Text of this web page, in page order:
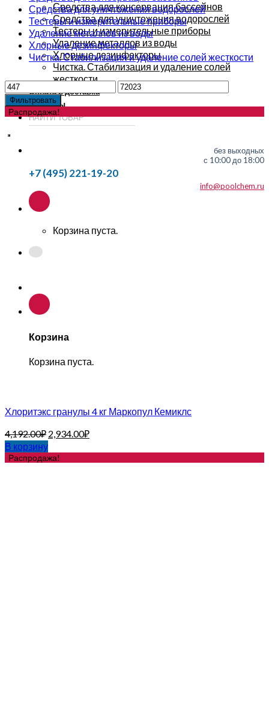
Средства для консервация бассейнов
Средства для уничтожения водорослей
Тестеры и измерительные приборы
Удаление металлов из воды
Хлорные дезинфекторы
Чистка. Стабилизация и удаление солей
жесткости
Оплата и доставка
Контакты
без выходных
с 10:00 до 18:00
+7 (495) 221-19-20
info@poolchem.ru
Корзина пуста.
Корзина
Корзина пуста.
Средства для уничтожения водорослей
Тестеры и измерительные приборы
Удаление металлов из воды
Хлорные дезинфекторы
Чистка. Стабилизация и удаление солей жесткости
Фильтровать
Распродажа!
Хлоритэкс гранулы 4 кг Маркопул Кемиклс
4,192.00₽ 2,934.00₽
В корзину
Распродажа!